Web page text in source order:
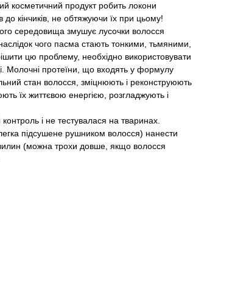
косметичний продукт робить локони
кінчиків, не обтяжуючи їх при цьому!
середовища змушує лусочки волосся
чого пасма стають тонкими, тьмяними,
цю проблему, необхідно використовувати
Молочні протеїни, що входять у формулу
стан волосся, зміцнюють і реконструюють
їх життєвою енергією, розгладжують і
і не тестувалася на тваринах.
підсушене рушником волосся) нанести
(можна трохи довше, якщо волосся